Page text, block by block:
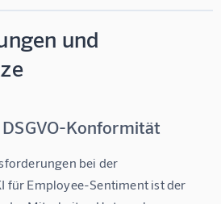
und
Konformität
bei der
für Employee-Sentiment ist der